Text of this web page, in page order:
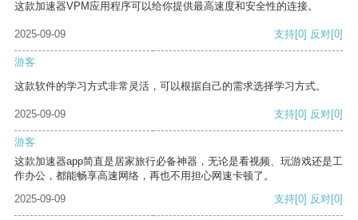
这款加速器VPM应用程序可以给你提供最高速度和安全性的连接。
2025-09-09 支持[0] 反对[0]
游客
这款软件的学习方式非常灵活，可以根据自己的需求选择学习方式。
2025-09-09 支持[0] 反对[0]
游客
这款加速器app简直是居家旅行必备神器，无论是看视频、玩游戏还是工
作办公，都能畅享高速网络，再也不用担心网速卡顿了。
2025-09-09
支持[0] 反对[0]